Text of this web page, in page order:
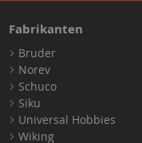
Fabrikanten
Bruder
Norev
Schuco
Siku
Universal Hobbies
Wiking